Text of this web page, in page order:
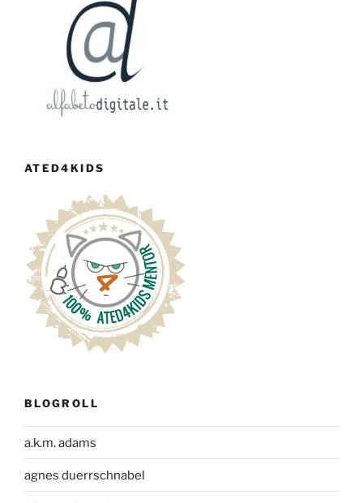
ATED4KIDS
BLOGROLL
a.k.m. adams
agnes duerrschnabel